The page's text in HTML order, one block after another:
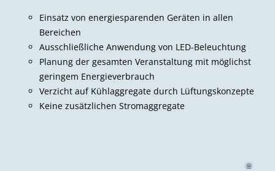
Einsatz von energiesparenden Geräten in allen
Bereichen
Ausschließliche Anwendung von LED-Beleuchtung
Planung der gesamten Veranstaltung mit möglichst
geringem Energieverbrauch
Verzicht auf Kühlaggregate durch Lüftungskonzepte
Keine zusätzlichen Stromaggregate
d Außerho